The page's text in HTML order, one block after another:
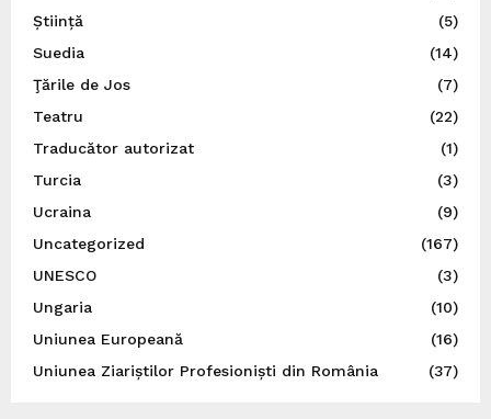
Știință
(5)
Suedia
(14)
Ţările de Jos
(7)
Teatru
(22)
Traducător autorizat
(1)
Turcia
(3)
Ucraina
(9)
Uncategorized
(167)
UNESCO
(3)
Ungaria
(10)
Uniunea Europeană
(16)
Uniunea Ziariștilor Profesioniști din România
(37)